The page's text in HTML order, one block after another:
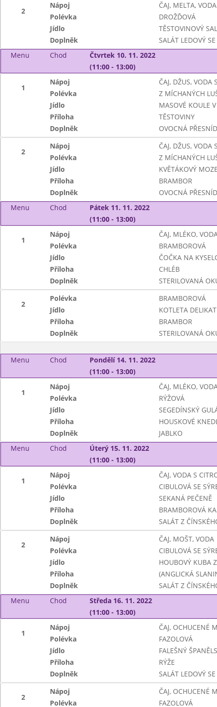
2
Nápoj
ČAJ, MELTA, VODA
Polévka
DROŽĎOVÁ
Jídlo
TĚSTOVINOVÝ
Doplněk
SALÁT LEDOVÝ
Menu
Chod
Čtvrtek 10. 11. 2022
(11:00 - 13:00)
1
Nápoj
ČAJ, DŽUS, VODA
Polévka
Z MÍCHANÝCH
Jídlo
MASOVÉ KOULE
Příloha
TĚSTOVINY
Doplněk
OVOCNÁ
2
Nápoj
ČAJ, DŽUS, VODA
Polévka
Z MÍCHANÝCH
Jídlo
KVĚTÁKOVÝ
Příloha
BRAMBOR
Doplněk
OVOCNÁ
Menu
Chod
Pátek 11. 11. 2022
(11:00 - 13:00)
1
Nápoj
ČAJ, MLÉKO,
Polévka
BRAMBOROVÁ
Jídlo
ČOČKA NA
Příloha
CHLÉB
Doplněk
STERILOVANÁ
2
Polévka
BRAMBOROVÁ
Jídlo
KOTLETA
Příloha
BRAMBOR
Doplněk
STERILOVANÁ
Menu Chod
Pondělí 14. 11. 2022
(11:00 - 13:00)
1
Nápoj
ČAJ, MLÉKO,
Polévka
RÝŽOVÁ
Jídlo
SEGEDÍNSKÝ
Příloha
HOUSKOVÉ
Doplněk
JABLKO
Menu
Chod
Úterý 15. 11. 2022
(11:00 - 13:00)
1
Nápoj
ČAJ, VODA S
Polévka
CIBULOVÁ SE
Jídlo
SEKANÁ PEČENĚ
Příloha
BRAMBOROVÁ
Doplněk
SALÁT Z
2
Nápoj
ČAJ, MOŠT, VODA
Polévka
CIBULOVÁ SE
Jídlo
HOUBOVÝ KUBA
Příloha
(ANGLICKÁ
Doplněk
SALÁT Z
Menu
Chod
Středa 16. 11. 2022
(11:00 - 13:00)
1
Nápoj
ČAJ, OCHUCENÉ
Polévka
FAZOLOVÁ
Jídlo
FALEŠNÝ
Příloha
RÝŽE
Doplněk
SALÁT LEDOVÝ
2
Nápoj
ČAJ, OCHUCENÉ
Polévka
FAZOLOVÁ